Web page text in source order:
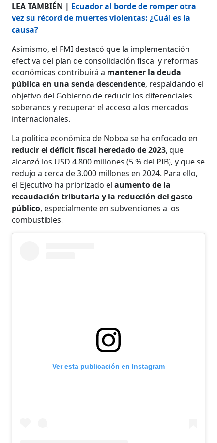
LEA TAMBIÉN | Ecuador al borde de romper otra
vez su récord de muertes violentas: ¿Cuál es la
causa?
Asimismo, el FMI destacó que la implementación
efectiva del plan de consolidación fiscal y reformas
económicas contribuirá a mantener la deuda
pública en una senda descendente, respaldando el
objetivo del Gobierno de reducir los diferenciales
soberanos y recuperar el acceso a los mercados
internacionales.
La política económica de Noboa se ha enfocado en
reducir el déficit fiscal heredado de 2023, que
alcanzó los USD 4.800 millones (5 % del PIB), y que se
redujo a cerca de 3.000 millones en 2024. Para ello,
el Ejecutivo ha priorizado el aumento de la
recaudación tributaria y la reducción del gasto
público, especialmente en subvenciones a los
combustibles.
Ver esta publicación en Instagram